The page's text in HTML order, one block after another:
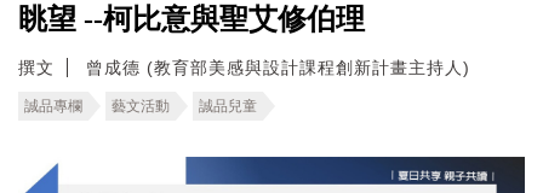
眺望 --柯比意與聖艾修伯理
撰文 曾成德 (教育部美感與設計課程創新計畫主持人)
誠品專欄 藝文活動 誠品兒童